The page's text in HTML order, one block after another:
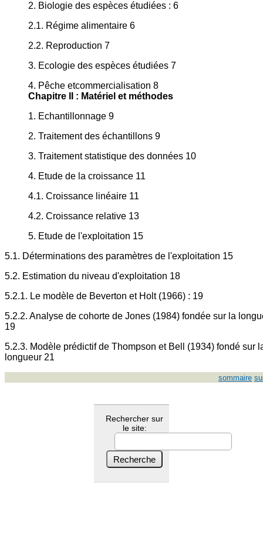
2. Biologie des espèces étudiées : 6
2.1. Régime alimentaire 6
2.2. Reproduction 7
3. Ecologie des espèces étudiées 7
4. Pêche etcommercialisation 8
Chapitre II : Matériel et méthodes
1. Echantillonnage 9
2. Traitement des échantillons 9
3. Traitement statistique des données 10
4. Etude de la croissance 11
4.1. Croissance linéaire 11
4.2. Croissance relative 13
5. Etude de l'exploitation 15
5.1. Déterminations des paramètres de l'exploitation 15
5.2. Estimation du niveau d'exploitation 18
5.2.1. Le modèle de Beverton et Holt (1966) : 19
5.2.2. Analyse de cohorte de Jones (1984) fondée sur la
19
5.2.3. Modèle prédictif de Thompson et Bell (1934) fondé sur
longueur 21
sommaire
Rechercher sur
le site: